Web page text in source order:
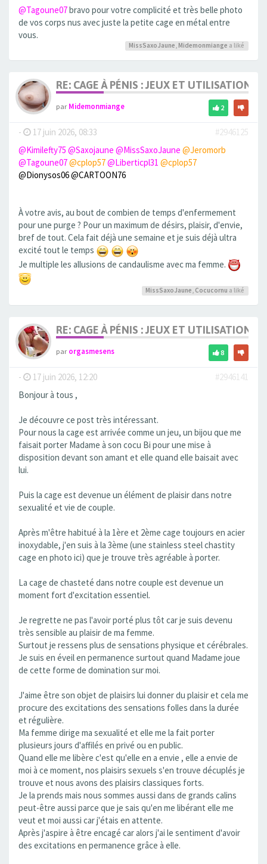
@Tagoune07bravo pour votre complicité et très belle photo
de vos corps nus avec juste la petite cage en métal entre
vous.
MissSaxoJaune, Midemonmiange a liké
RE: CAGE À PÉNIS : JEUX ET UTILISATION,
parMidemonmiange 2
- 17 juin 2026, 08:33
#2946125
@Kimilefty75 @Saxojaune @MissSaxoJaune @Jeromorb
@Tagoune07@cplop57@Liberticpl31 @cplop57
@Dionysos06@CARTOON76
À votre avis, au bout de combien de temps d'enfermement
pour une purge ? Pour un maximum de désirs, plaisir, d'envie,
bref de tout. Cela fait déjà une semaine et je suis déjà ultra
excité tout le temps
Je multiple les allusions de candaulisme avec ma femme.
MissSaxoJaune Cocucornu a liké
RE: CAGE À PÉNIS : JEUX ET UTILISATION,
parorgasmesens 8
- 17 juin 2026, 12:20
#2946141
Bonjour à tous ,
Je découvre ce post très intéressant.
Pour nous la cage est arrivée comme un jeu, un bijou que me
faisait porter Madame à son cocu Bi pour une mise à
disposition devant son amant et elle quand elle baisait avec
lui.
Puis la cage est devenue un élément de plaisir dans notre
sexualité et vie de couple.
Après m'être habitué à la 1ère et 2ème cage toujours en acier
inoxydable, j'en suis à la 3ème (une stainless steel chastity
cage en photo ici) que je trouve très agréable à porter.
La cage de chasteté dans notre couple est devenue un
moment fort d'excitation essentiel.
Je regrette ne pas l'avoir porté plus tôt car je suis devenu
très sensible au plaisir de ma femme.
Surtout je ressens plus de sensations physique et cérébrales.
Je suis en éveil en permanence surtout quand Madame joue
de cette forme de domination sur moi.
J'aime être son objet de plaisirs lui donner du plaisir et cela me
procure des excitations des sensations folles dans la durée
et régulière.
Ma femme dirige ma sexualité et elle me la fait porter
plusieurs jours d'affilés en privé ou en public.
Quand elle me libère c'est qu'elle en a envie , elle a envie de
moi à ce moment, nos plaisirs sexuels s'en trouve décuplés je
trouve et nous avons des plaisirs classiques forts.
Je la prends mais nous sommes aussi dans de grands calins
peut-être aussi parce que je sais qu'en me libérant elle me
veut et moi aussi car j'étais en attente.
Après j'aspire à être encagé car alors j'ai le sentiment d'avoir
des excitations en permanence grâce à elle.